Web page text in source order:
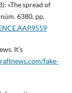
«The spread of
6380, pp.
It’s
fake-